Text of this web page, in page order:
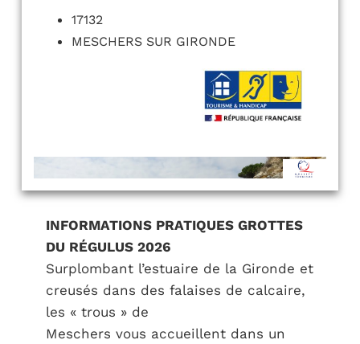
17132
MESCHERS SUR GIRONDE
INFORMATIONS PRATIQUES GROTTES
DU RÉGULUS 2026
Surplombant l’estuaire de la Gironde et
creusés dans des falaises de calcaire,
les « trous » de
Meschers vous accueillent dans un